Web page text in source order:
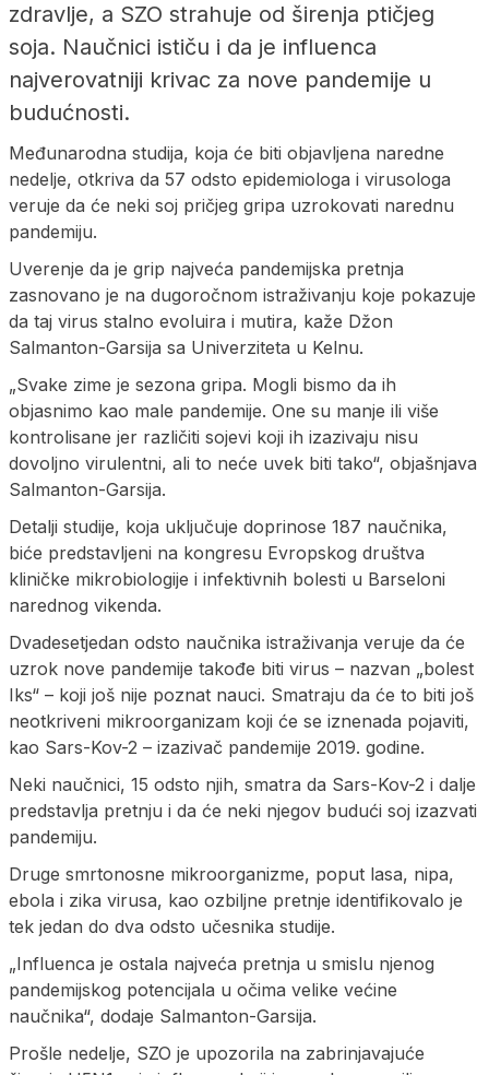
zdravlje, a SZO strahuje od širenja ptičjeg
soja. Naučnici ističu i da je influenca
najverovatniji krivac za nove pandemije u
budućnosti.
Međunarodna studija, koja će biti objavljena naredne
nedelje, otkriva da 57 odsto epidemiologa i virusologa
veruje da će neki soj pričjeg gripa uzrokovati narednu
pandemiju.
Uverenje da je grip najveća pandemijska pretnja
zasnovano je na dugoročnom istraživanju koje pokazuje
da taj virus stalno evoluira i mutira, kaže Džon
Salmanton-Garsija sa Univerziteta u Kelnu.
„Svake zime je sezona gripa. Mogli bismo da ih
objasnimo kao male pandemije. One su manje ili više
kontrolisane jer različiti sojevi koji ih izazivaju nisu
dovoljno virulentni, ali to neće uvek biti tako“, objašnjava
Salmanton-Garsija.
Detalji studije, koja uključuje doprinose 187 naučnika,
biće predstavljeni na kongresu Evropskog društva
kliničke mikrobiologije i infektivnih bolesti u Barseloni
narednog vikenda.
Dvadesetjedan odsto naučnika istraživanja veruje da će
uzrok nove pandemije takođe biti virus – nazvan „bolest
Iks“ – koji još nije poznat nauci. Smatraju da će to biti još
neotkriveni mikroorganizam koji će se iznenada pojaviti,
kao Sars-Kov-2 – izazivač pandemije 2019. godine.
Neki naučnici, 15 odsto njih, smatra da Sars-Kov-2 i dalje
predstavlja pretnju i da će neki njegov budući soj izazvati
pandemiju.
Druge smrtonosne mikroorganizme, poput lasa, nipa,
ebola i zika virusa, kao ozbiljne pretnje identifikovalo je
tek jedan do dva odsto učesnika studije.
„Influenca je ostala najveća pretnja u smislu njenog
pandemijskog potencijala u očima velike većine
naučnika“, dodaje Salmanton-Garsija.
Prošle nedelje, SZO je upozorila na zabrinjavajuće